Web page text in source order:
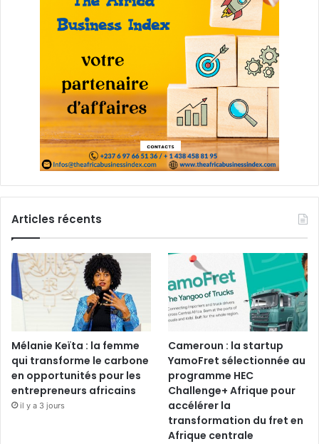
Articles récents
Mélanie Keïta : la femme
qui transforme le carbone
en opportunités pour les
entrepreneurs africains
il y a 3 jours
Cameroun : la startup
YamoFret sélectionnée au
programme HEC
Challenge+ Afrique pour
accélérer la
transformation du fret en
Afrique centrale